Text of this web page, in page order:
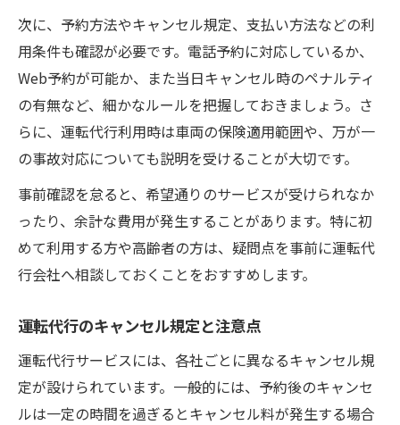
次に、予約方法やキャンセル規定、支払い方法などの利
用条件も確認が必要です。電話予約に対応しているか、
Web予約が可能か、また当日キャンセル時のペナルティ
の有無など、細かなルールを把握しておきましょう。さ
らに、運転代行利用時は車両の保険適用範囲や、万が一
の事故対応についても説明を受けることが大切です。
事前確認を怠ると、希望通りのサービスが受けられなか
ったり、余計な費用が発生することがあります。特に初
めて利用する方や高齢者の方は、疑問点を事前に運転代
行会社へ相談しておくことをおすすめします。
運転代行のキャンセル規定と注意点
運転代行サービスには、各社ごとに異なるキャンセル規
定が設けられています。一般的には、予約後のキャンセ
ルは一定の時間を過ぎるとキャンセル料が発生する場合